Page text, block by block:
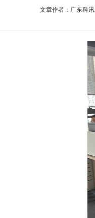
文章作者：广东科讯